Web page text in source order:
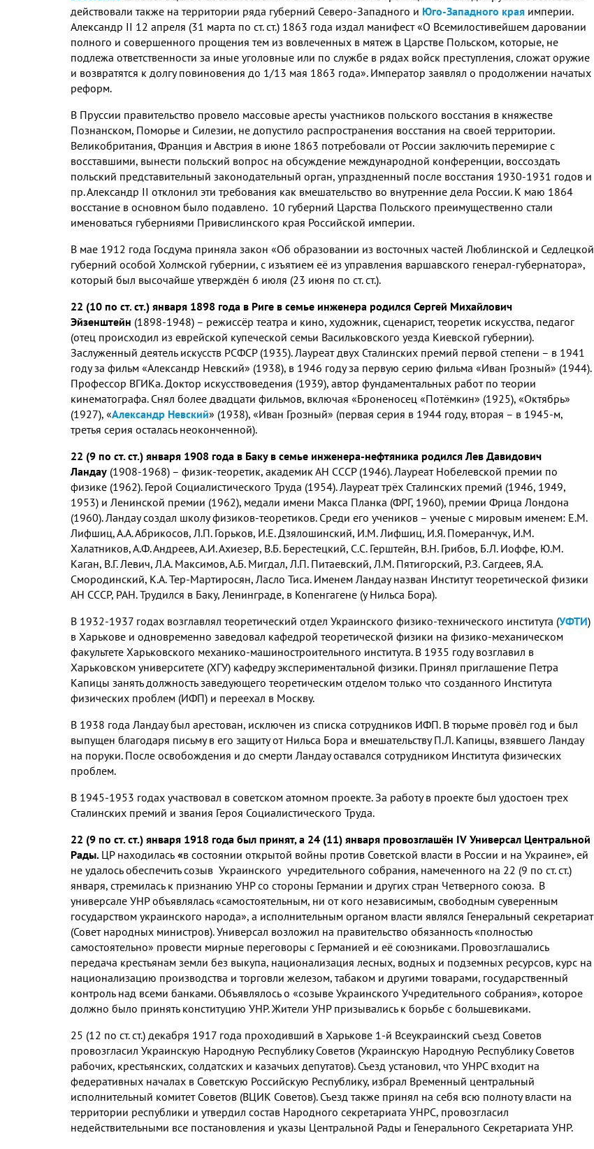
действовали также на территории ряда губерний Северо-Западного и Юго-Западного края империи.
Александр II 12 апреля (31 марта по ст. ст.) 1863 года издал манифест «О Всемилостивейшем даровании
полного и совершенного прощения тем из вовлеченных в мятеж в Царстве Польском, которые, не
подлежа ответственности за иные уголовные или по службе в рядах войск преступления, сложат оружие
и возвратятся к долгу повиновения до 1/13 мая 1863 года». Император заявлял о продолжении начатых
реформ.
В Пруссии правительство провело массовые аресты участников польского восстания в княжестве
Познанском, Поморье и Силезии, не допустило распространения восстания на своей территории.
Великобритания, Франция и Австрия в июне 1863 потребовали от России заключить перемирие с
восставшими, вынести польский вопрос на обсуждение международной конференции, воссоздать
польский представительный законодательный орган, упраздненный после восстания 1930-1931 годов и
пр. Александр II отклонил эти требования как вмешательство во внутренние дела России. К маю 1864
восстание в основном было подавлено. 10 губерний Царства Польского преимущественно стали
именоваться губерниями Привислинского края Российской империи.
В мае 1912 года Госдума приняла закон «Об образовании из восточных частей Люблинской и Седлецкой
губерний особой Холмской губернии, с изъятием её из управления варшавского генерал-губернатора»,
который был высочайше утверждён 6 июля (23 июня по ст. ст.).
22 (10 по ст. ст.) января 1898 года в Риге в семье инженера родился Сергей Михайлович
Эйзенштейн (1898-1948) – режиссёр театра и кино, художник, сценарист, теоретик искусства, педагог
(отец происходил из еврейской купеческой семьи Васильковского уезда Киевской губернии).
Заслуженный деятель искусств РСФСР (1935). Лауреат двух Сталинских премий первой степени – в 1941
году за фильм «Александр Невский» (1938), в 1946 году за первую серию фильма «Иван Грозный» (1944).
Профессор ВГИКа. Доктор искусствоведения (1939), автор фундаментальных работ по теории
кинематографа. Снял более двадцати фильмов, включая «Броненосец «Потёмкин» (1925), «Октябрь»
(1927), «Александр Невский» (1938), «Иван Грозный» (первая серия в 1944 году, вторая – в 1945-м,
третья серия осталась неоконченной).
22 (9 по ст. ст.) января 1908 года в Баку в семье инженера-нефтяника родился Лев Давидович
Ландау (1908-1968) – физик-теоретик, академик АН СССР (1946). Лауреат Нобелевской премии по
физике (1962). Герой Социалистического Труда (1954). Лауреат трёх Сталинских премий (1946, 1949,
1953) и Ленинской премии (1962), медали имени Макса Планка (ФРГ, 1960), премии Фрица Лондона
(1960). Ландау создал школу физиков-теоретиков. Среди его учеников – ученые с мировым именем: Е.М.
Лифшиц, А.А. Абрикосов, Л.П. Горьков, И.Е. Дзялошинский, И.М. Лифшиц, И.Я. Померанчук, И.М.
Халатников, А.Ф. Андреев, А.И. Ахиезер, В.Б. Берестецкий, С.С. Герштейн, В.Н. Грибов, Б.Л. Иоффе, Ю.М.
Каган, В.Г. Левич, Л.А. Максимов, А.Б. Мигдал, Л.П. Питаевский, Л.М. Пятигорский, Р.З. Сагдеев, Я.А.
Смородинский, К.А. Тер-Мартиросян, Ласло Тиса. Именем Ландау назван Институт теоретической физики
АН СССР, РАН. Трудился в Баку, Ленинграде, в Копенгагене (у Нильса Бора).
В 1932-1937 годах возглавлял теоретический отдел Украинского физико-технического института (УФТИ)
в Харькове и одновременно заведовал кафедрой теоретической физики на физико-механическом
факультете Харьковского механико-машиностроительного института. В 1935 году возглавил в
Харьковском университете (ХГУ) кафедру экспериментальной физики. Принял приглашение Петра
Капицы занять должность заведующего теоретическим отделом только что созданного Института
физических проблем (ИФП) и переехал в Москву.
В 1938 года Ландау был арестован, исключен из списка сотрудников ИФП. В тюрьме провёл год и был
выпущен благодаря письму в его защиту от Нильса Бора и вмешательству П.Л. Капицы, взявшего Ландау
на поруки. После освобождения и до смерти Ландау оставался сотрудником Института физических
проблем.
В 1945-1953 годах участвовал в советском атомном проекте. За работу в проекте был удостоен трех
Сталинских премий и звания Героя Социалистического Труда.
22 (9 по ст. ст.) января 1918 года был принят, а 24 (11) января провозглашён IV Универсал Центральной
Рады. ЦР находилась «в состоянии открытой войны против Советской власти в России и на Украине», ей
не удалось обеспечить созыв Украинского учредительного собрания, намеченного на 22 (9 по ст. ст.)
января, стремилась к признанию УНР со стороны Германии и других стран Четверного союза. В
универсале УНР объявлялась «самостоятельным, ни от кого независимым, свободным суверенным
государством украинского народа», а исполнительным органом власти являлся Генеральный секретариат
(Совет народных министров). Универсал возложил на правительство обязанность «полностью
самостоятельно» провести мирные переговоры с Германией и её союзниками. Провозглашались
передача крестьянам земли без выкупа, национализация лесных, водных и подземных ресурсов, курс на
национализацию производства и торговли железом, табаком и другими товарами, государственный
контроль над всеми банками. Объявлялось о «созыве Украинского Учредительного собрания», которое
должно было принять конституцию УНР. Жители УНР призывались к борьбе с большевиками.
25 (12 по ст. ст.) декабря 1917 года проходивший в Харькове 1-й Всеукраинский съезд Советов
провозгласил Украинскую Народную Республику Советов (Украинскую Народную Республику Советов
рабочих, крестьянских, солдатских и казачьих депутатов). Съезд установил, что УНРС входит на
федеративных началах в Советскую Российскую Республику, избрал Временный центральный
исполнительный комитет Советов (ВЦИК Советов). Съезд также принял на себя всю полноту власти на
территории республики и утвердил состав Народного секретариата УНРС, провозгласил
недействительными все постановления и указы Центральной Рады и Генерального Секретариата УНР.